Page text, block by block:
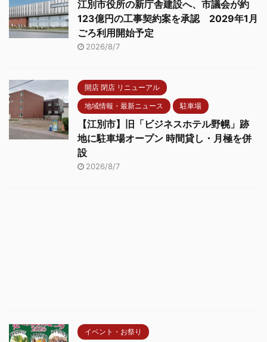
江別市役所の新庁舎建設へ、市議会が約
123億円の工事契約案を承認 2029年1月
ごろ利用開始予定
2026/8/7
開店 閉店 リニューアル
地域情報・最新ニュース 駐車場
【江別市】旧「ビジネスホテル野幌」跡
地に駐車場オープン 時間貸し・月極を併
設
2026/8/7
イベント・お祭り